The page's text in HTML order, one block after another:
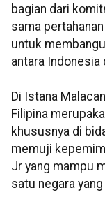
bagian dari
sama
untuk
antara Indonesia
Di Istana
Filipina
khususnya di
memuji
Jr yang mampu
satu negara